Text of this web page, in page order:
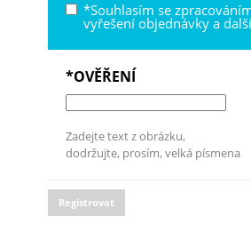
*Souhlasím se
vyřešení objednávky a
*OVĚŘENÍ
Zadejte text z obrázku,
dodržujte, prosím, velká písmena
Registrovat